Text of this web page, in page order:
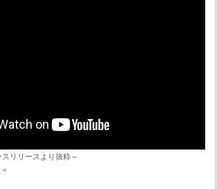
リリースより抜粋～